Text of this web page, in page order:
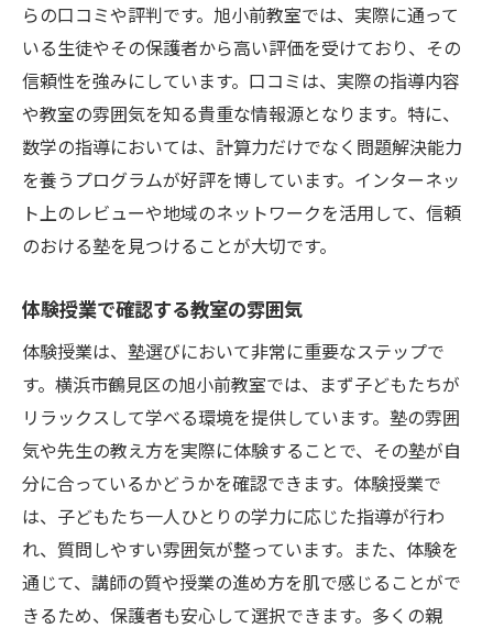
らの口コミや評判です。旭小前教室では、実際に通って
いる生徒やその保護者から高い評価を受けており、その
信頼性を強みにしています。口コミは、実際の指導内容
や教室の雰囲気を知る貴重な情報源となります。特に、
数学の指導においては、計算力だけでなく問題解決能力
を養うプログラムが好評を博しています。インターネッ
ト上のレビューや地域のネットワークを活用して、信頼
のおける塾を見つけることが大切です。
体験授業で確認する教室の雰囲気
体験授業は、塾選びにおいて非常に重要なステップで
す。横浜市鶴見区の旭小前教室では、まず子どもたちが
リラックスして学べる環境を提供しています。塾の雰囲
気や先生の教え方を実際に体験することで、その塾が自
分に合っているかどうかを確認できます。体験授業で
は、子どもたち一人ひとりの学力に応じた指導が行わ
れ、質問しやすい雰囲気が整っています。また、体験を
通じて、講師の質や授業の進め方を肌で感じることがで
きるため、保護者も安心して選択できます。多くの親